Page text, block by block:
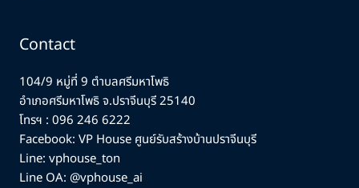
Contact
104/9 หมู่ที่ 9 ตำบลศรีมหาโพธิ
อำเภอศรีมหาโพธิ จ.ปราจีนบุรี 25140
โทรฯ : 096 246 6222
Facebook: VP House ศูนย์รับสร้างบ้านปราจีนบุรี
Line: vphouse_ton
Line OA: @vphouse_ai